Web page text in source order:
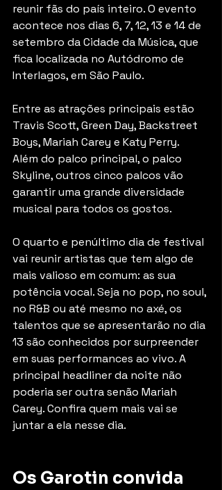
reunir fãs do país inteiro. O evento
acontece nos dias 6, 7, 12, 13 e 14 de
setembro da Cidade da Música, que
fica localizada no Autódromo de
Interlagos, em São Paulo.
Entre as atrações principais estão
Travis Scott, Green Day, Backstreet
Boys, Mariah Carey e Katy Perry.
Além do palco principal, o palco
Skyline, outros cinco palcos vão
garantir uma grande diversidade
musical para todos os gostos.
O quarto e penúltimo dia de festival
vai reunir artistas que tem algo de
mais valioso em comum: as sua
potência vocal. Seja no pop, no soul,
no R&B ou até mesmo no axé, os
talentos que se apresentarão no dia
13 são conhecidos por surpreender
em suas performances ao vivo. A
principal headliner da noite não
poderia ser outra senão Mariah
Carey. Confira quem mais vai se
juntar a ela nesse dia.
Os Garotin convida